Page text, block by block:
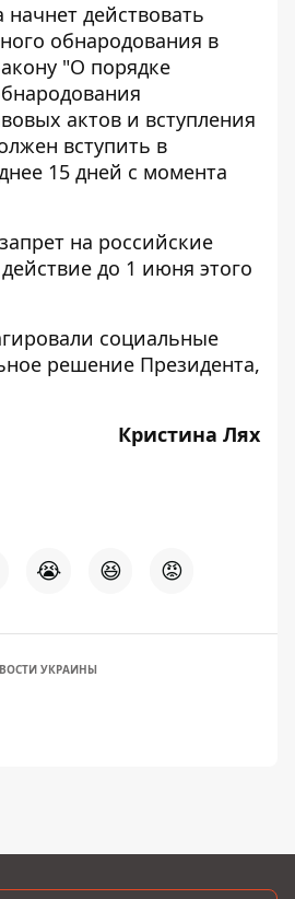
действовать
обнародования в
"О порядке
актов и вступления
вступить в
15 дней с момента
на российские
до 1 июня этого
социальные
решение Президента,
Кристина Лях
😭 😆 😡
УКРАИНЫ